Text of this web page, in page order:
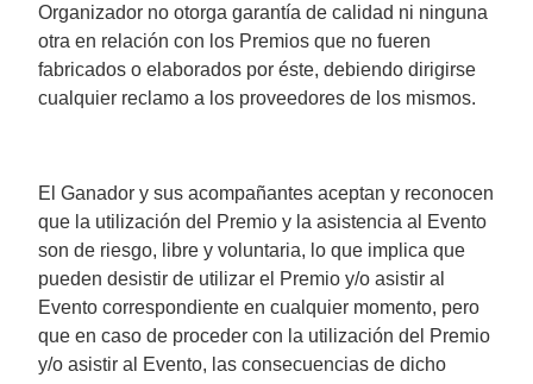
Organizador no otorga garantía de calidad ni ninguna
otra en relación con los Premios que no fueren
fabricados o elaborados por éste, debiendo dirigirse
cualquier reclamo a los proveedores de los mismos.
El Ganador y sus acompañantes aceptan y reconocen
que la utilización del Premio y la asistencia al Evento
son de riesgo, libre y voluntaria, lo que implica que
pueden desistir de utilizar el Premio y/o asistir al
Evento correspondiente en cualquier momento, pero
que en caso de proceder con la utilización del Premio
y/o asistir al Evento, las consecuencias de dicho